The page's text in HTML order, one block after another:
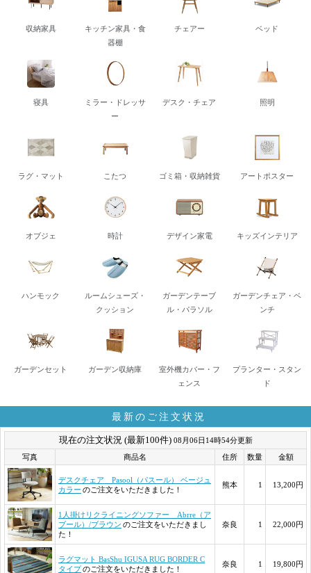
収納家具
キッチン家具・食
器棚
チェアー ベッド
寝具
ミラー・ドレッサ
ー
デスク・チェア 照明
ラグ・マット こたつ ゴミ箱・収納雑貨 アートポスター
オブジェ 時計 デザイン家電 キッズインテリア
ハンモック
ルームシューズ・
クッション
ガーデンテーブ
ル・パラソル
ガーデンチェア・ベ
ンチ
ガーデンセット ガーデン収納庫
室外機カバー・フ
ェンス
プランター・スタン
ド
最新のご注文状況